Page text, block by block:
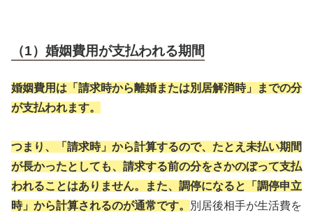
（1）婚姻費用が支払われる期間
婚姻費用は「請求時から離婚または別居解消時」までの分
が支払われます。
つまり、「請求時」から計算するので、たとえ未払い期間
が長かったとしても、請求する前の分をさかのぼって支払
われることはありません。また、調停になると「調停申立
時」から計算されるのが通常です。
別居後相手が生活費を